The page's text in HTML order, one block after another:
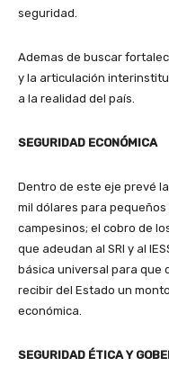
seguridad.
Ademas de buscar
y la articulación
a la realidad del país.
SEGURIDAD ECONÓMICA
Dentro de este eje prevé
mil dólares para
campesinos; el cobro de
que adeudan al SRI y al
básica universal para que
recibir del Estado un
económica.
SEGURIDAD ÉTICA Y